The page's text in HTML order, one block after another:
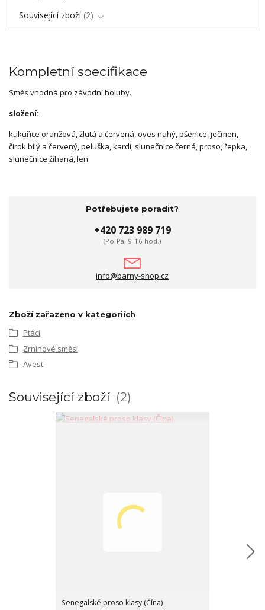
Související zboží 2
Kompletní specifikace
Směs vhodná pro závodní holuby.
složení:
kukuřice oranžová, žlutá a červená, oves nahý, pšenice, ječmen,
čirok bílý a červený, peluška, kardi, slunečnice černá, proso, řepka,
slunečnice žíhaná, len
Potřebujete poradit?
+420 723 989 719
(Po-Pá, 9-16 hod.)
info@barny-shop.cz
Zboží zařazeno v kategoriích
Ptáci
Zrninové směsi
Avest
Související zboží 2
Senegalské proso klasy (Čína)